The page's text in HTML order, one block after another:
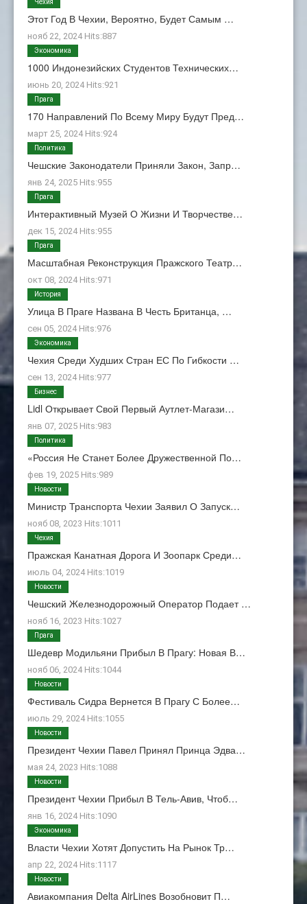
Этот Год В Чехии, Вероятно, Будет Самым …
нояб 22, 2024 Hits:887
Чехия
1000 Индонезийских Студентов Технических…
июнь 20, 2024 Hits:921
Экономика
170 Направлений По Всему Миру Будут Пред…
март 25, 2024 Hits:924
Прага
Чешские Законодатели Приняли Закон, Запр…
янв 24, 2025 Hits:955
Политика
Интерактивный Музей О Жизни И Творчестве…
дек 15, 2024 Hits:955
Прага
Масштабная Реконструкция Пражского Театр…
окт 08, 2024 Hits:971
Прага
Улица В Праге Названа В Честь Британца, …
сен 05, 2024 Hits:976
История
Чехия Среди Худших Стран ЕС По Гибкости …
сен 13, 2024 Hits:977
Экономика
Lidl Открывает Свой Первый Аутлет-Магази…
янв 07, 2025 Hits:983
Бизнес
«Россия Не Станет Более Дружественной По…
фев 19, 2025 Hits:989
Политика
Министр Транспорта Чехии Заявил О Запуск…
нояб 08, 2023 Hits:1011
Новости
Пражская Канатная Дорога И Зоопарк Среди…
июль 04, 2024 Hits:1019
Чехия
Чешский Железнодорожный Оператор Подает …
нояб 16, 2023 Hits:1027
Новости
Шедевр Модильяни Прибыл В Прагу: Новая В…
нояб 06, 2024 Hits:1044
Прага
Фестиваль Сидра Вернется В Прагу С Более…
июль 29, 2024 Hits:1055
Новости
Президент Чехии Павел Принял Принца Эдва…
мая 24, 2023 Hits:1088
Новости
Президент Чехии Прибыл В Тель-Авив, Чтоб…
янв 16, 2024 Hits:1090
Новости
Власти Чехии Хотят Допустить На Рынок Тр…
апр 22, 2024 Hits:1117
Экономика
Авиакомпания Delta AirLines Возобновит П…
Новости